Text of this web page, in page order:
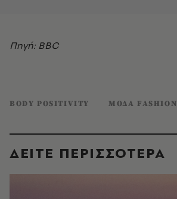
Πηγή: BBC
BODY POSITIVITY ΜΟΔΑ FASHION
ΔΕΙΤΕ ΠΕΡΙΣΣΟΤΕΡΑ